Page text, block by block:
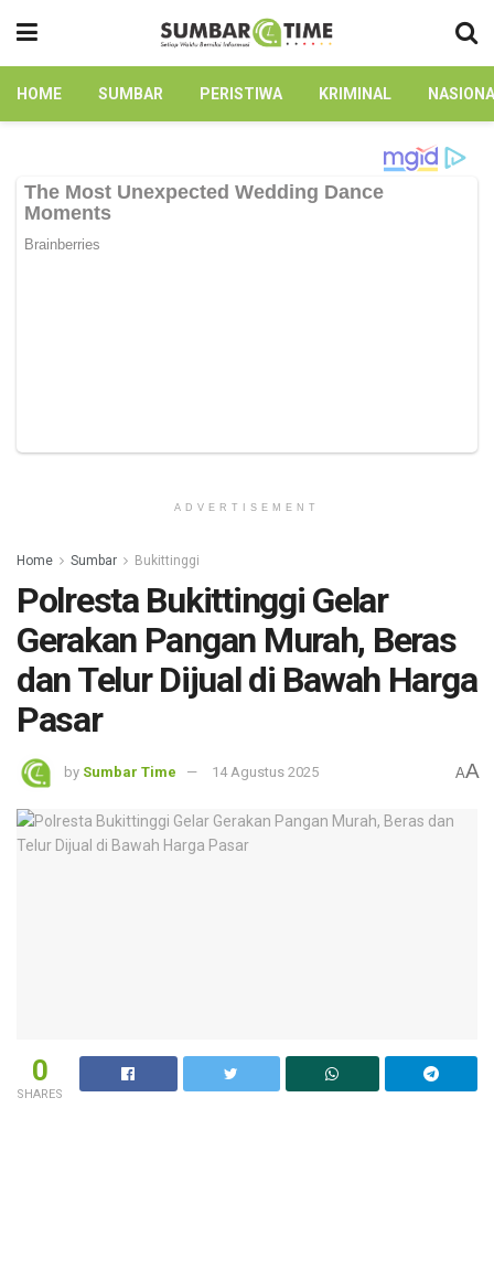
HOME SUMBAR PERISTIWA KRIMINAL
ADVERTISEMENT
Home Sumbar Bukittinggi
Polresta Bukittinggi Gelar
Gerakan Pangan Murah, Beras
dan Telur Dijual di Bawah Harga
Pasar
by Sumbar Time 14 Agustus 2025 AA
0
SHARES